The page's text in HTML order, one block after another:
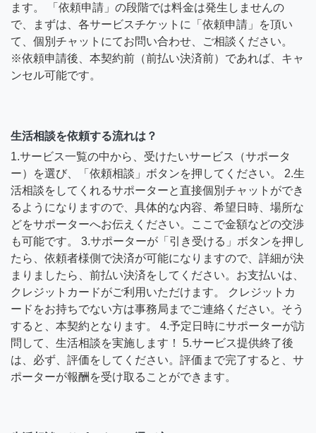
ます。 「依頼申請」の段階では料金は発生しませんの
で、まずは、各サービスチケットに「依頼申請」を頂い
て、個別チャットにてお問い合わせ、ご相談ください。
※依頼申請後、本契約前（前払い決済前）であれば、キャ
ンセル可能です。
生活相談を依頼する流れは？
1.サービス一覧の中から、受けたいサービス（サポータ
ー）を選び、「依頼相談」ボタンを押してください。 2.生
活相談をしてくれるサポーターと直接個別チャットができ
るようになりますので、具体的な内容、希望日時、場所な
どをサポーターへお伝えください。ここで金額などの交渉
も可能です。 3.サポーターが「引き受ける」ボタンを押し
たら、依頼者様側で決済が可能になりますので、詳細が決
まりましたら、前払い決済をしてください。お支払いは、
クレジットカードがご利用いただけます。 クレジットカ
ードをお持ちでない方は事務局までご連絡ください。そう
すると、本契約となります。 4.予定日時にサポーターが訪
問して、生活相談を実施します！ 5.サービス提供終了後
は、必ず、評価をしてください。評価まで完了すると、サ
ポーターが報酬を受け取ることができます。